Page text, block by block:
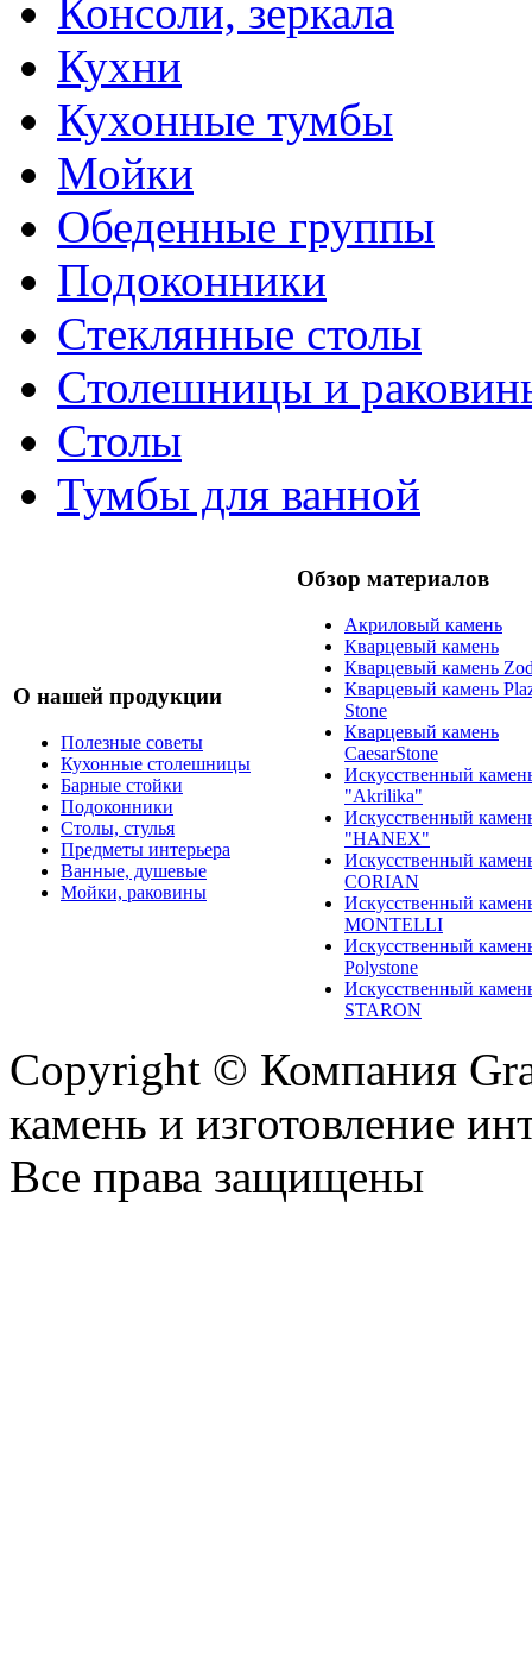
Консоли, зеркала
Кухни
Кухонные тумбы
Мойки
Обеденные группы
Подоконники
Стеклянные столы
Столешницы и
Столы
Тумбы для ванной
О нашей продукции
Полезные советы
Кухонные столешницы
Барные стойки
Подоконники
Столы, стулья
Предметы интерьера
Ванные, душевые
Мойки, раковины
Обзор материалов
Акриловый камень
Кварцевый камень
Кварцевый камень
Кварцевый камень
Stone
Кварцевый камень
CaesarStone
Искусственный
"Akrilika"
Искусственный
"HANEX"
Искусственный
CORIAN
Искусственный
MONTELLI
Искусственный
Polystone
Искусственный
STARON
Copyright © Компания
камень и изготовление
Все права защищены